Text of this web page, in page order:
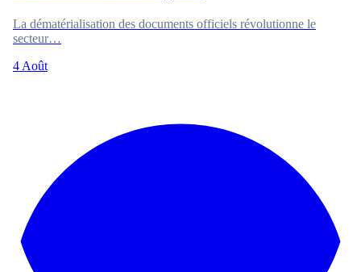
La dématérialisation des documents officiels révolutionne le
secteur…
4 Août